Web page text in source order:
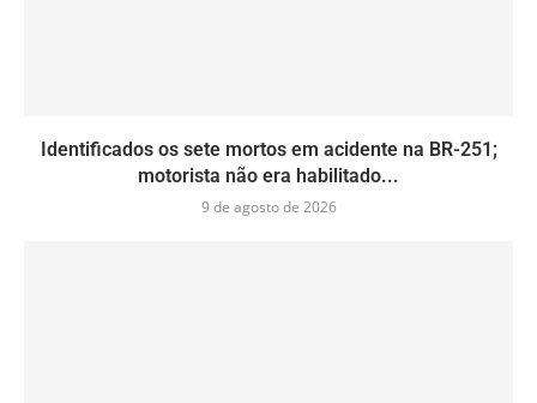
Identificados os sete mortos em acidente na BR-251;
motorista não era habilitado...
9 de agosto de 2026